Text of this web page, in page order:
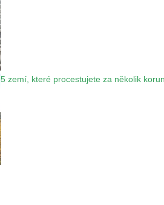
5 zemí, které procestujete za několik